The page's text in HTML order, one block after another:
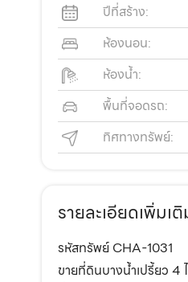
ปีที่สร้าง:
ห้องนอน:
ห้องน้ำ:
พื้นที่จอดรถ:
ทิศทางทรัพย์:
รายละเอียดเพิ่มเ
รหัสทรัพย์ CHA-1031
ขายที่ดินบางน้ำเปรี้ยว 4